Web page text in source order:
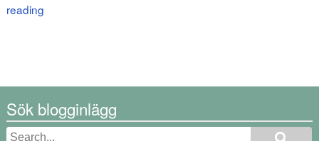
reading
Sök blogginlägg